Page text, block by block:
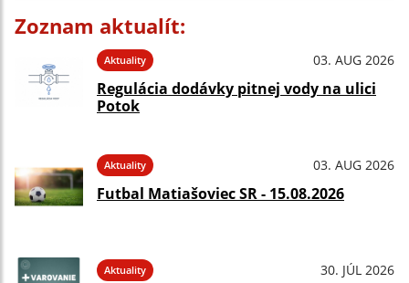
Zoznam aktualít:
Aktuality 03. AUG 2026
Regulácia dodávky pitnej vody na ulici
Potok
Aktuality 03. AUG 2026
Futbal Matiašoviec SR - 15.08.2026
Aktuality 30. JÚL 2026